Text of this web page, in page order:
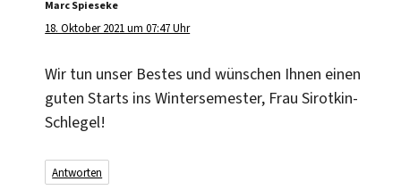
Marc Spieseke
18. Oktober 2021 um 07:47 Uhr
Wir tun unser Bestes und wünschen Ihnen einen
guten Starts ins Wintersemester, Frau Sirotkin-
Schlegel!
Antworten